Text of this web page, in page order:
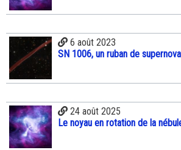
6 août 2023
SN 1006, un ruban de
24 août 2025
Le noyau en rotation de la